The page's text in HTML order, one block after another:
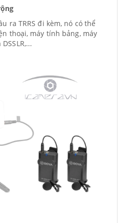
ra TRRS đi kèm, nó có thể
thoại, máy tính bảng, máy